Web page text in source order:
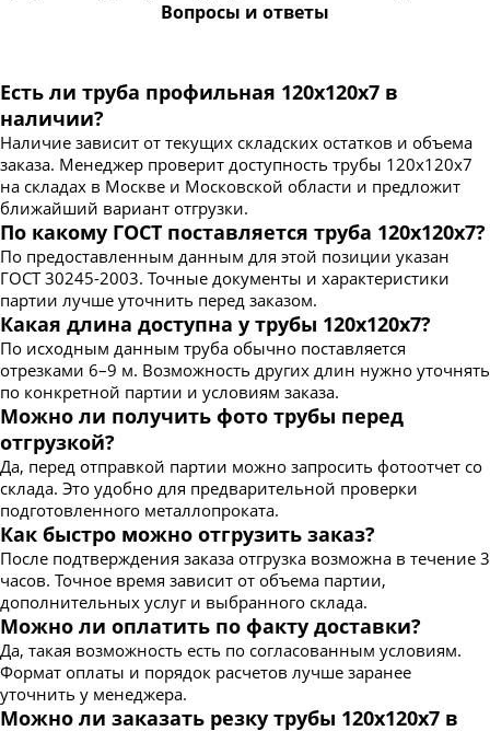
Вопросы и ответы
Есть ли труба профильная 120х120х7 в
наличии?
Наличие зависит от текущих складских остатков и объема
заказа. Менеджер проверит доступность трубы 120х120х7
на складах в Москве и Московской области и предложит
ближайший вариант отгрузки.
По какому ГОСТ поставляется труба 120х120х7?
По предоставленным данным для этой позиции указан
ГОСТ 30245-2003. Точные документы и характеристики
партии лучше уточнить перед заказом.
Какая длина доступна у трубы 120х120х7?
По исходным данным труба обычно поставляется
отрезками 6–9 м. Возможность других длин нужно уточнять
по конкретной партии и условиям заказа.
Можно ли получить фото трубы перед
отгрузкой?
Да, перед отправкой партии можно запросить фотоотчет со
склада. Это удобно для предварительной проверки
подготовленного металлопроката.
Как быстро можно отгрузить заказ?
После подтверждения заказа отгрузка возможна в течение 3
часов. Точное время зависит от объема партии,
дополнительных услуг и выбранного склада.
Можно ли оплатить по факту доставки?
Да, такая возможность есть по согласованным условиям.
Формат оплаты и порядок расчетов лучше заранее
уточнить у менеджера.
Можно ли заказать резку трубы 120х120х7 в